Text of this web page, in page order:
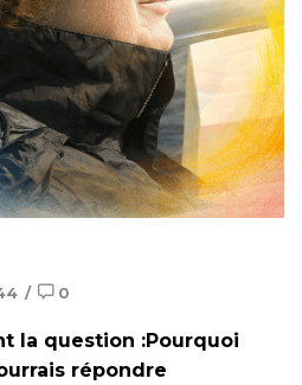
/ 0
la question :Pourquoi
répondre